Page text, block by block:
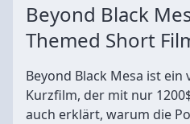
Beyond Black
Themed Short
Beyond Black Mesa ist
Kurzfilm, der mit nur
auch erklärt, warum die